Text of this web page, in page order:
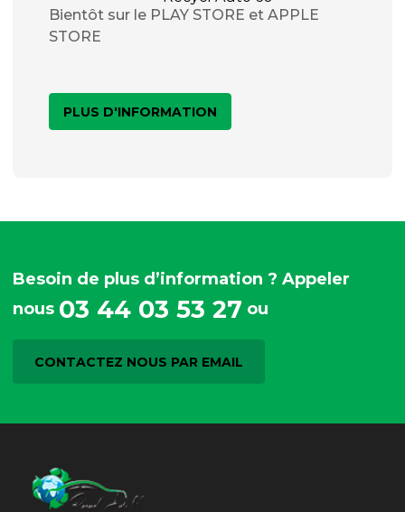
Bientôt sur le PLAY STORE et APPLE
STORE
PLUS D'INFORMATION
Besoin de plus d’information ? Appeler
nous 03 44 03 53 27 ou
CONTACTEZ NOUS PAR EMAIL